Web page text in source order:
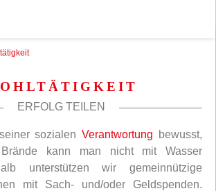
ERFOLG TEILEN
sozialenVerantwortung bewusst,
kann man nicht mit Wasser
unterstützen wir gemeinnützige
mit Sach- und/oder Geldspenden.